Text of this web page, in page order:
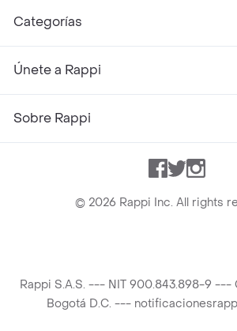
Categorías
Únete a Rappi
Sobre Rappi
Facebook
Twitter
© 2026 Rappi Inc. All rights
Rappi S.A.S. --- NIT 900.843.898-9 ---
Bogotá D.C. ---